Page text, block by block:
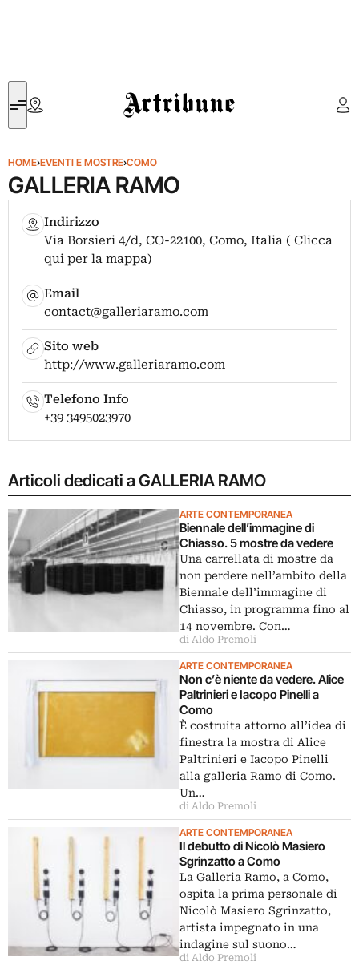
Artribune
HOME›EVENTI E MOSTRE›COMO
GALLERIA RAMO
Indirizzo
Via Borsieri 4/d, CO-22100, Como, Italia ( Clicca
qui per la mappa)
Email
contact@galleriaramo.com
Sito web
http://www.galleriaramo.com
Telefono Info
+39 3495023970
Articoli dedicati a GALLERIA RAMO
ARTE CONTEMPORANEA
Biennale dell’immagine di
Chiasso. 5 mostre da vedere
Una carrellata di mostre da
non perdere nell’ambito della
Biennale dell’immagine di
Chiasso, in programma fino al
14 novembre. Con…
di Aldo Premoli
ARTE CONTEMPORANEA
Non c’è niente da vedere. Alice
Paltrinieri e Iacopo Pinelli a
Como
È costruita attorno all’idea di
finestra la mostra di Alice
Paltrinieri e Iacopo Pinelli
alla galleria Ramo di Como.
Un…
di Aldo Premoli
ARTE CONTEMPORANEA
Il debutto di Nicolò Masiero
Sgrinzatto a Como
La Galleria Ramo, a Como,
ospita la prima personale di
Nicolò Masiero Sgrinzatto,
artista impegnato in una
indagine sul suono…
di Aldo Premoli